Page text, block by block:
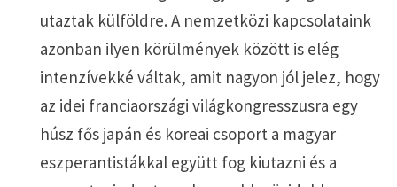
utaztak külföldre. A nemzetközi kapcsolataink
azonban ilyen körülmények között is elég
intenzívekké váltak, amit nagyon jól jelez, hogy
az idei franciaországi világkongresszusra egy
húsz fős japán és koreai csoport a magyar
eszperantistákkal együtt fog kiutazni és a